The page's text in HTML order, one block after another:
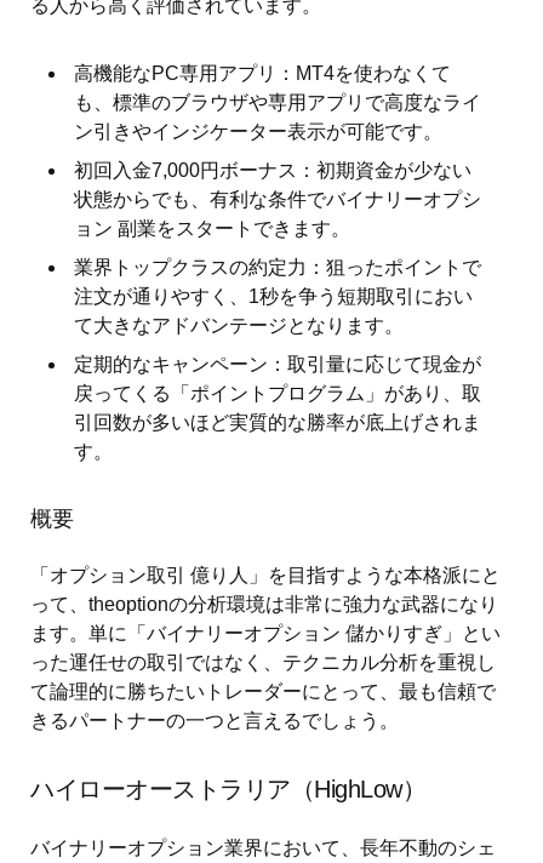
る人から高く評価されています。
高機能なPC専用アプリ：MT4を使わなくて
も、標準のブラウザや専用アプリで高度なライ
ン引きやインジケーター表示が可能です。
初回入金7,000円ボーナス：初期資金が少ない
状態からでも、有利な条件でバイナリーオプシ
ョン 副業をスタートできます。
業界トップクラスの約定力：狙ったポイントで
注文が通りやすく、1秒を争う短期取引におい
て大きなアドバンテージとなります。
定期的なキャンペーン：取引量に応じて現金が
戻ってくる「ポイントプログラム」があり、取
引回数が多いほど実質的な勝率が底上げされま
す。
概要
「オプション取引 億り人」を目指すような本格派にと
って、theoptionの分析環境は非常に強力な武器になり
ます。単に「バイナリーオプション 儲かりすぎ」とい
った運任せの取引ではなく、テクニカル分析を重視し
て論理的に勝ちたいトレーダーにとって、最も信頼で
きるパートナーの一つと言えるでしょう。
ハイローオーストラリア（HighLow）
バイナリーオプション業界において、長年不動のシェ